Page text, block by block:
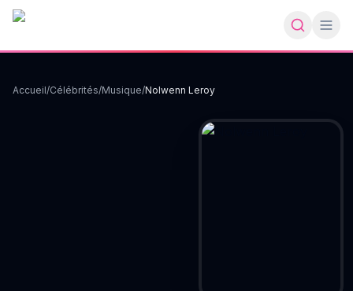
Accueil/Célébrités/Musique/Nolwenn Leroy